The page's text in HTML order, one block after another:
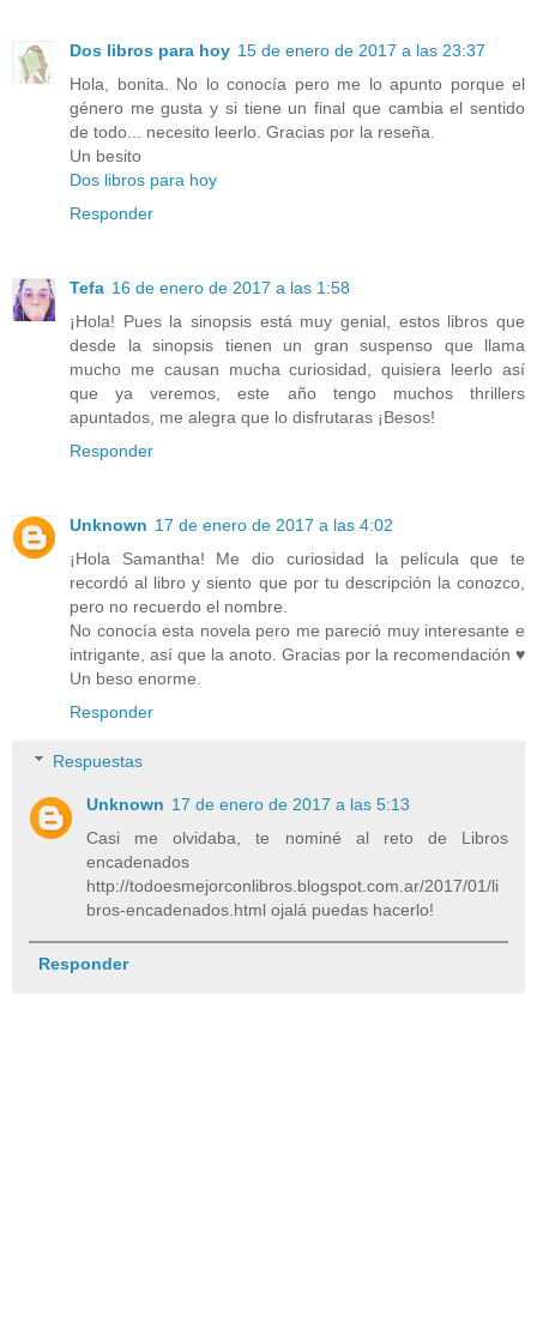
Dos libros para hoy 15 de enero de 2017 a las 23:37
Hola, bonita. No lo conocía pero me lo apunto porque el
género me gusta y si tiene un final que cambia el sentido
de todo... necesito leerlo. Gracias por la reseña.
Un besito
Dos libros para hoy
Responder
Tefa 16 de enero de 2017 a las 1:58
¡Hola! Pues la sinopsis está muy genial, estos libros que
desde la sinopsis tienen un gran suspenso que llama
mucho me causan mucha curiosidad, quisiera leerlo así
que ya veremos, este año tengo muchos thrillers
apuntados, me alegra que lo disfrutaras ¡Besos!
Responder
Unknown 17 de enero de 2017 a las 4:02
¡Hola Samantha! Me dio curiosidad la película que te
recordó al libro y siento que por tu descripción la conozco,
pero no recuerdo el nombre.
No conocía esta novela pero me pareció muy interesante e
intrigante, así que la anoto. Gracias por la recomendación ♥
Un beso enorme.
Responder
Respuestas
Unknown 17 de enero de 2017 a las 5:13
Casi me olvidaba, te nominé al reto de Libros
encadenados
http://todoesmejorconlibros.blogspot.com.ar/2017/01/li
bros-encadenados.html ojalá puedas hacerlo!
Responder